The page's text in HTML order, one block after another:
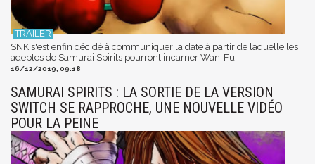
SNK s'est enfin décidé à communiquer la date à partir de laquelle les
adeptes de Samurai Spirits pourront incarner Wan-Fu.
16/12/2019, 09:18
SAMURAI SPIRITS : LA SORTIE DE LA VERSION
SWITCH SE RAPPROCHE, UNE NOUVELLE VIDÉO
POUR LA PEINE